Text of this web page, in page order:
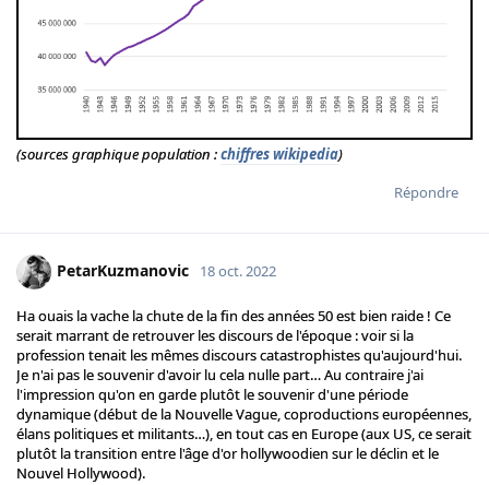
(sources graphique population :chiffres wikipedia)
Répondre
PetarKuzmanovic 18 oct. 2022
Ha ouais la vache la chute de la fin des années 50 est bien raide ! Ce
serait marrant de retrouver les discours de l'époque : voir si la
profession tenait les mêmes discours catastrophistes qu'aujourd'hui.
Je n'ai pas le souvenir d'avoir lu cela nulle part… Au contraire j'ai
l'impression qu'on en garde plutôt le souvenir d'une période
dynamique (début de la Nouvelle Vague, coproductions européennes,
élans politiques et militants…), en tout cas en Europe (aux US, ce serait
plutôt la transition entre l'âge d'or hollywoodien sur le déclin et le
Nouvel Hollywood).